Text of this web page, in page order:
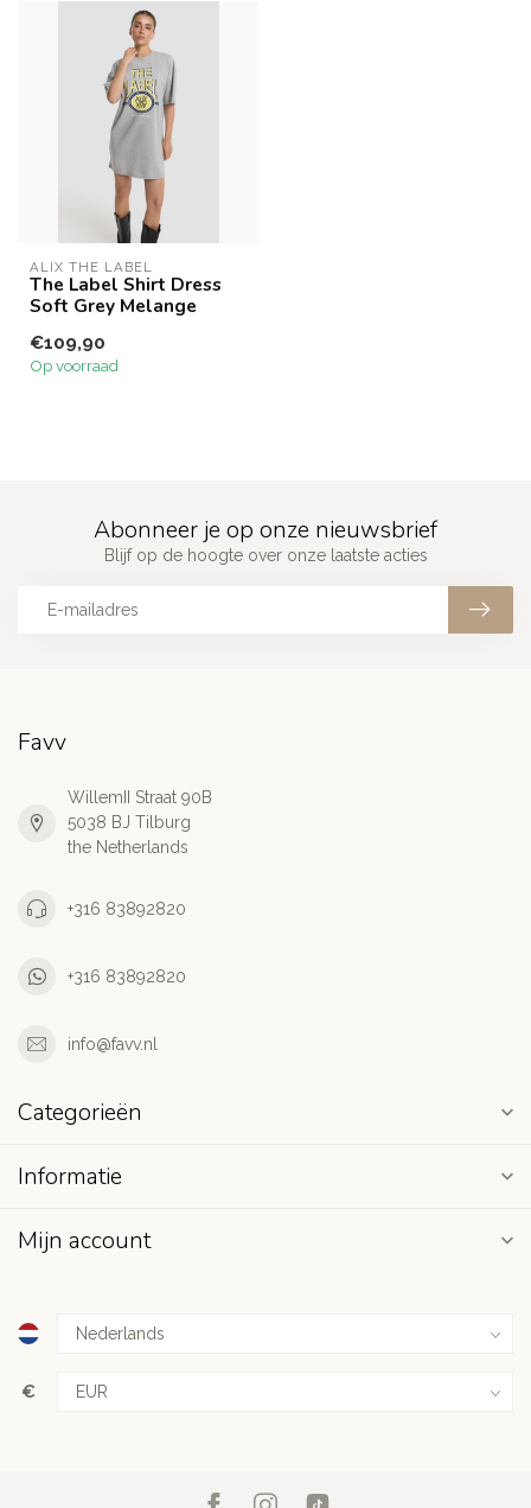
ALIX THE LABEL
The Label Shirt Dress
Soft Grey Melange
€109,90
Op voorraad
Abonneer je op onze nieuwsbrief
Blijf op de hoogte over onze laatste acties
Favv
WillemII Straat 90B
5038 BJ Tilburg
the Netherlands
+316 83892820
+316 83892820
info@favv.nl
Categorieën
Informatie
Mijn account
€